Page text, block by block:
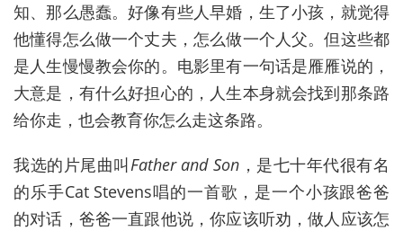
知、那么愚蠢。好像有些人早婚，生了小孩，就觉得
他懂得怎么做一个丈夫，怎么做一个人父。但这些都
是人生慢慢教会你的。电影里有一句话是雁雁说的，
大意是，有什么好担心的，人生本身就会找到那条路
给你走，也会教育你怎么走这条路。
我选的片尾曲叫Father and Son ，是七十年代很有名
的乐手Cat Stevens唱的一首歌，是一个小孩跟爸爸
的对话，爸爸一直跟他说，你应该听劝，做人应该怎